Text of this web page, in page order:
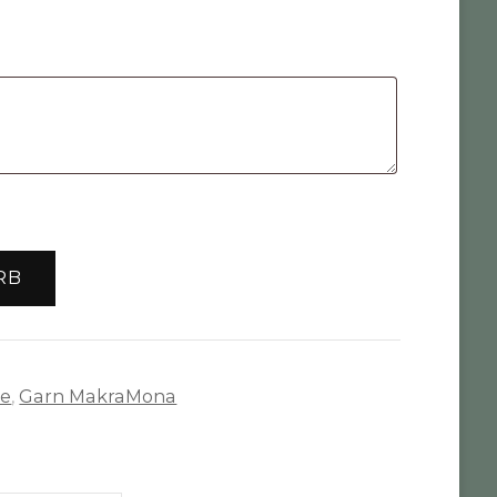
, Garn MakraMona